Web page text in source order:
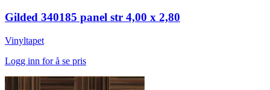
Gilded 340185 panel str 4,00 x 2,80
Vinyltapet
Logg inn for å se pris